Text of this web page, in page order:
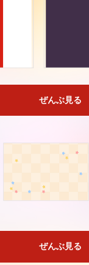
ぜんぶ見る
ぜんぶ見る